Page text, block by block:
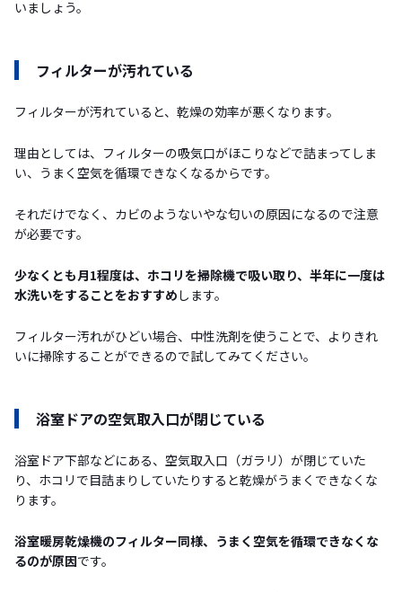
いましょう。
フィルターが汚れている
フィルターが汚れていると、乾燥の効率が悪くなります。
理由としては、フィルターの吸気口がほこりなどで詰まってしま
い、うまく空気を循環できなくなるからです。
それだけでなく、カビのようないやな匂いの原因になるので注意
が必要です。
少なくとも月1程度は、ホコリを掃除機で吸い取り、半年に一度は
水洗いをすることをおすすめ します。
フィルター汚れがひどい場合、中性洗剤を使うことで、よりきれ
いに掃除することができるので試してみてください。
浴室ドアの空気取入口が閉じている
浴室ドア下部などにある、空気取入口（ガラリ）が閉じていた
り、ホコリで目詰まりしていたりすると乾燥がうまくできなくな
ります。
浴室暖房乾燥機のフィルター同様、うまく空気を循環できなくな
るのが原因です。